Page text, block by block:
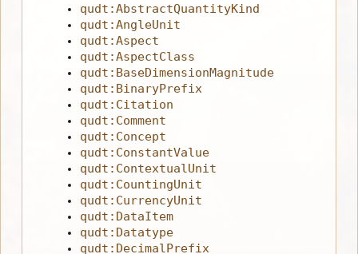
qudt:AbstractQuantityKind
qudt:AngleUnit
qudt:Aspect
qudt:AspectClass
qudt:BaseDimensionMagnitude
qudt:BinaryPrefix
qudt:Citation
qudt:Comment
qudt:Concept
qudt:ConstantValue
qudt:ContextualUnit
qudt:CountingUnit
qudt:CurrencyUnit
qudt:DataItem
qudt:Datatype
qudt:DecimalPrefix